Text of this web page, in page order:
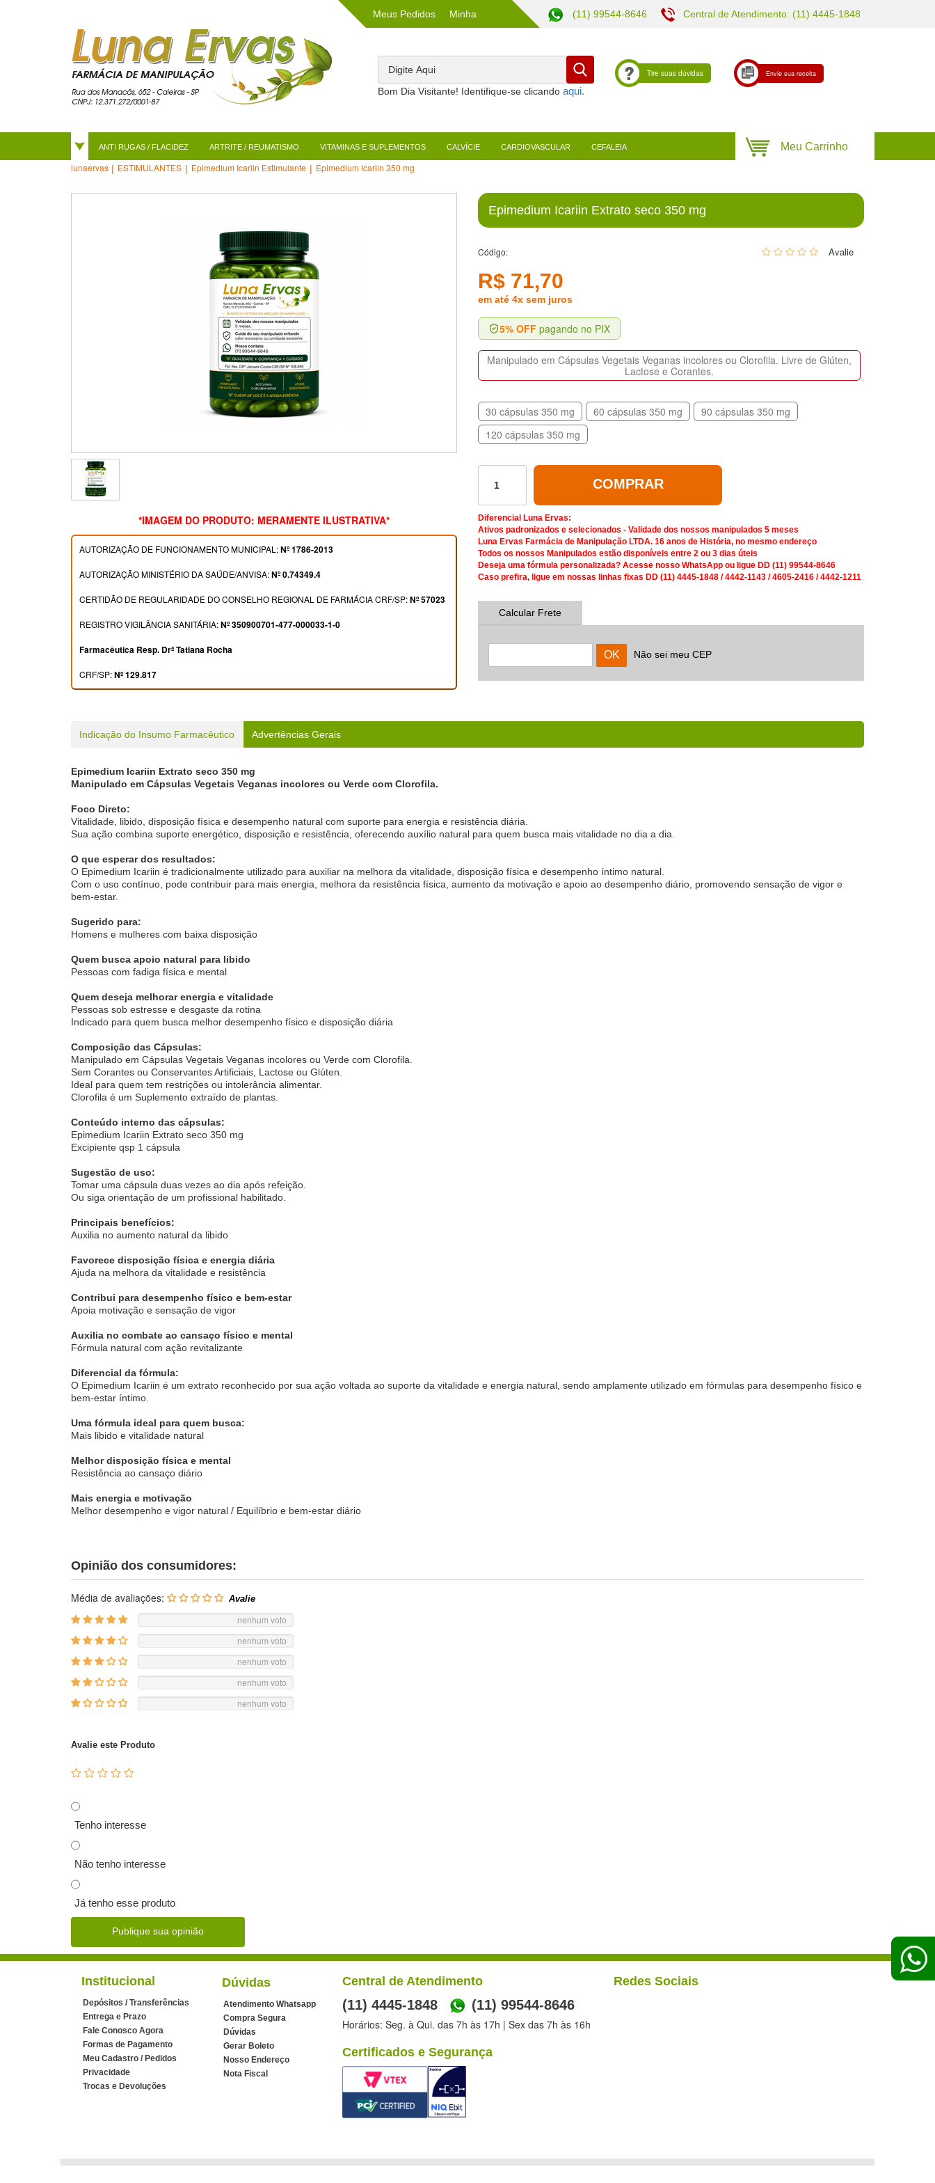
Meus Pedidos Minha (11) 99544-8646 Central de Atendimento: (11) 4445-1848
Bom Dia Visitante! Identifique-se clicando
Tire suas dúvidas Envie sua receita
ANTI RUGAS / FLACIDEZ ARTRITE / REUMATISMO VITAMINAS E SUPLEMENTOS CALVÍCIE CARDIOVASCULAR CEFALEIA
lunaervas ESTIMULANTES Epimedium Icariin Estimulante Epimedium Icariin 350 mg
*IMAGEM DO PRODUTO: MERAMENTE ILUSTRATIVA*
AUTORIZAÇÃO DE FUNCIONAMENTO MUNICIPAL:Nº 1786-2013
AUTORIZAÇÃO MINISTÉRIO DA SAÚDE/ANVISA:Nº 0.74349.4
CERTIDÃO DE REGULARIDADE DO CONSELHO REGIONAL DE FARMÁCIA CRF/SP:Nº 57023
REGISTRO VIGILÂNCIA SANITÁRIA:Nº 350900701-477-000033-1-0
Farmacêutica Resp. Drª Tatiana Rocha
CRF/SP:Nº 129.817
Epimedium Icariin Extrato seco 350 mg
Código:
R$ 71,70
em até 4x sem juros
5% OFF pagando no PIX
Manipulado em Cápsulas Vegetais Veganas incolores ou Clorofila. Livre de Glúten,
Lactose e Corantes.
30 cápsulas 350 mg 60 cápsulas 350 mg
90 cápsulas 350 mg
120 cápsulas 350 mg
COMPRAR
Diferencial Luna Ervas:
Ativos padronizados e selecionados - Validade dos nossos manipulados 5 meses
Luna Ervas Farmácia de Manipulação LTDA. 16 anos de História, no mesmo endereço
Todos os nossos Manipulados estão disponíveis entre 2 ou 3 dias úteis
Deseja uma fórmula personalizada? Acesse nosso WhatsApp ou ligue DD (11) 99544-8646
Caso prefira, ligue em nossas linhas fixas DD (11) 4445-1848 / 4442-1143 / 4605-2416 / 4442-1211
Calcular Frete
Não sei meu CEP
Indicação do Insumo Farmacêutico Advertências Gerais
Epimedium Icariin Extrato seco 350 mg
Manipulado em Cápsulas Vegetais Veganas incolores ou Verde com Clorofila.
Foco Direto:
Vitalidade, libido, disposição física e desempenho natural com suporte para energia e resistência diária.
Sua ação combina suporte energético, disposição e resistência, oferecendo auxílio natural para quem busca mais vitalidade no dia a dia.
O que esperar dos resultados:
O Epimedium Icariin é tradicionalmente utilizado para auxiliar na melhora da vitalidade, disposição física e desempenho íntimo natural.
Com o uso contínuo, pode contribuir para mais energia, melhora da resistência física, aumento da motivação e apoio ao desempenho diário, promovendo sensação de vigor e
bem-estar.
Sugerido para:
Homens e mulheres com baixa disposição
Quem busca apoio natural para libido
Pessoas com fadiga física e mental
Quem deseja melhorar energia e vitalidade
Pessoas sob estresse e desgaste da rotina
Indicado para quem busca melhor desempenho físico e disposição diária
Composição das Cápsulas:
Manipulado em Cápsulas Vegetais Veganas incolores ou Verde com Clorofila.
Sem Corantes ou Conservantes Artificiais, Lactose ou Glúten.
Ideal para quem tem restrições ou intolerância alimentar.
Clorofila é um Suplemento extraído de plantas.
Conteúdo interno das cápsulas:
Epimedium Icariin Extrato seco 350 mg
Excipiente qsp 1 cápsula
Sugestão de uso:
Tomar uma cápsula duas vezes ao dia após refeição.
Ou siga orientação de um profissional habilitado.
Principais benefícios:
Auxilia no aumento natural da libido
Favorece disposição física e energia diária
Ajuda na melhora da vitalidade e resistência
Contribui para desempenho físico e bem-estar
Apoia motivação e sensação de vigor
Auxilia no combate ao cansaço físico e mental
Fórmula natural com ação revitalizante
Diferencial da fórmula:
O Epimedium Icariin é um extrato reconhecido por sua ação voltada ao suporte da vitalidade e energia natural, sendo amplamente utilizado em fórmulas para desempenho físico e
bem-estar íntimo.
Uma fórmula ideal para quem busca:
Mais libido e vitalidade natural
Melhor disposição física e mental
Resistência ao cansaço diário
Mais energia e motivação
Melhor desempenho e vigor natural / Equilíbrio e bem-estar diário
Opinião dos consumidores:
Média de avaliações:
nenhum voto
nenhum voto
nenhum voto
nenhum voto
nenhum voto
Avalie este Produto
Tenho interesse
Não tenho interesse
Já tenho esse produto
Publique sua opinião
Institucional
Depósitos / Transferências
Entrega e Prazo
Fale Conosco Agora
Formas de Pagamento
Meu Cadastro / Pedidos
Privacidade
Trocas e Devoluções
Dúvidas
Atendimento Whatsapp
Compra Segura
Dúvidas
Gerar Boleto
Nosso Endereço
Nota Fiscal
Central de Atendimento
(11) 4445-1848 (11) 99544-8646
Horários: Seg. à Qui. das 7h às 17h | Sex das 7h às 16h
Certificados e Segurança
Redes Sociais